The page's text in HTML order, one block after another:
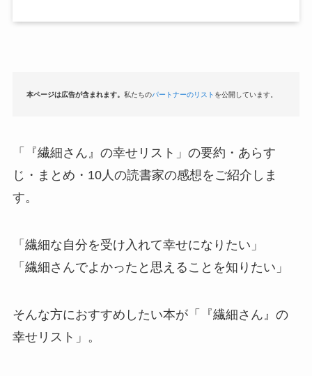
本ページは広告が含まれます。私たちのパートナーのリスト を公開しています。
「『繊細さん』の幸せリスト」の要約・あらす
じ・まとめ・10人の読書家の感想をご紹介しま
す。
「繊細な自分を受け入れて幸せになりたい」
「繊細さんでよかったと思えることを知りたい」
そんな方におすすめしたい本が「『繊細さん』の
幸せリスト」。